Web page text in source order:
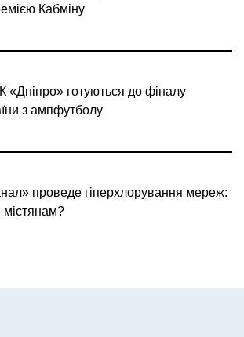
Кабміну
готуються до фіналу
з ампфутболу
проведе гіперхлорування мереж:
містянам?